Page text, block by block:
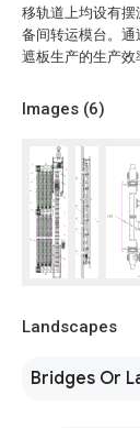
移轨道上均设有
备间转运模台。
遮板生产的生产效
Images (6)
Landscapes
Bridges Or